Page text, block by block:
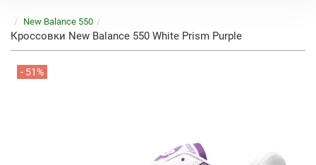
New Balance 550
Кроссовки New Balance 550 White Prism Purple
- 51%